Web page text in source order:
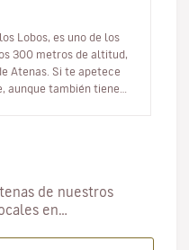
Lobos, es uno de los
300 metros de altitud,
Atenas. Si te apetece
aunque también tienes
de nuestros
en…